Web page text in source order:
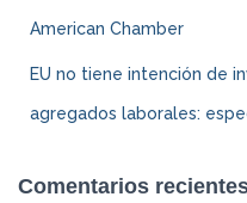
American Chamber
EU no tiene intención de
agregados laborales:
Comentarios